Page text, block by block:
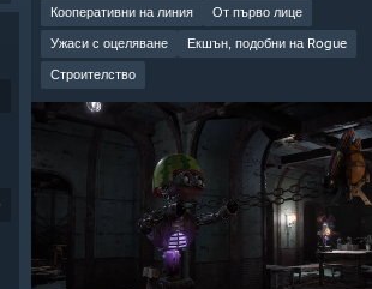
Кооперативни на линия
От първо лице
Ужаси с оцеляване
Екшън, подобни на Rogue
Строителство